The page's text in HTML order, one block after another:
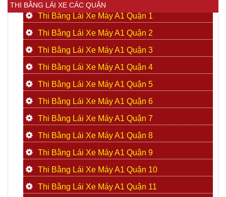
THI BẰNG LÁI XE CÁC QUẬN
Thi Bằng Lái Xe Máy A1 Quận 1
Thi Bằng Lái Xe Máy A1 Quận 2
Thi Bằng Lái Xe Máy A1 Quận 3
Thi Bằng Lái Xe Máy A1 Quận 4
Thi Bằng Lái Xe Máy A1 Quận 5
Thi Bằng Lái Xe Máy A1 Quận 6
Thi Bằng Lái Xe Máy A1 Quận 7
Thi Bằng Lái Xe Máy A1 Quận 8
Thi Bằng Lái Xe Máy A1 Quận 9
Thi Bằng Lái Xe Máy A1 Quận 10
Thi Bằng Lái Xe Máy A1 Quận 11